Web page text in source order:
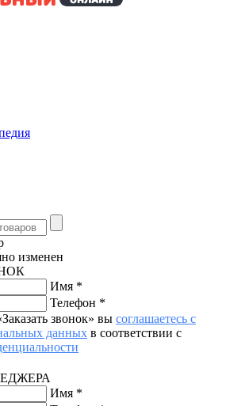
изменен
Имя *
Телефон *
звонок» вы соглашаетесь с
данных в соответствии с
Имя *